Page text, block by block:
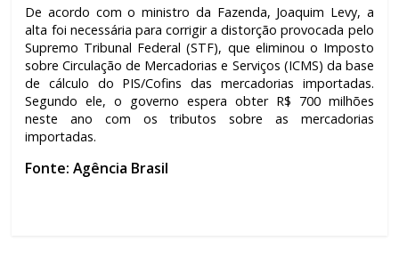
De acordo com o ministro da Fazenda, Joaquim Levy, a
alta foi necessária para corrigir a distorção provocada pelo
Supremo Tribunal Federal (STF), que eliminou o Imposto
sobre Circulação de Mercadorias e Serviços (ICMS) da base
de cálculo do PIS/Cofins das mercadorias importadas.
Segundo ele, o governo espera obter R$ 700 milhões
neste ano com os tributos sobre as mercadorias
importadas.
Fonte: Agência Brasil